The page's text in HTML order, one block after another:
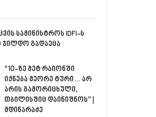
სამინისტროს IDFI-ს
ჯილდო გადაეცა
“10-ზე მეტ რაიონში
იქნება მეორე ტური… არ
არის გამორიცხული,
თბილისშიც დაინიშნოს” |
მდინარაძე